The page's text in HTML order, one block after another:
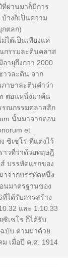
ที่ผ่านมาก็มีการ
างก็เป็นความ
กตลก)
ได้เป็นเพียงแค่
กรรมละตินคลาส
ายุถึงกว่า 2000
าวละติน จาก
าษาละตินคำว่า
ตอนหนึ่งมาค้น
รณกรรมคลาสสิก
นั้นมาจากตอน
et
ซิเซโร ที่แต่งไว้
าวที่ว่าด้วยทฤษฎี
บรรทัดแรกของ
าจากบรรทัดหนึ่ง
นมาตรฐานของ
ได้รับการสร้าง
และ 1.10.33
ซิเซโร ก็ได้รับ
บับ ตามมาด้วย
เมื่อปี ค.ศ. 1914